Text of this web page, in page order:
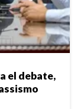
el debate,